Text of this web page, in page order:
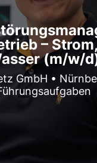
–
(m/w/
GmbH •